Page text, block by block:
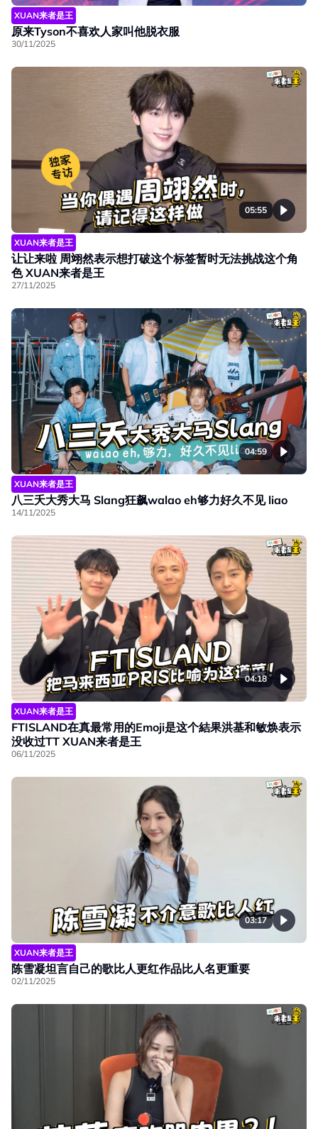
XUAN来者是王
原来Tyson不喜欢人家叫他脱衣服
30/11/2025
05:55
XUAN来者是王
让让来啦 周翊然表示想打破这个标签暂时无法挑战这个角
色 XUAN来者是王
27/11/2025
04:59
XUAN来者是王
八三夭大秀大马 Slang狂飙walao eh够力好久不见 liao
14/11/2025
04:18
XUAN来者是王
FTISLAND在真最常用的Emoji是这个結果洪基和敏焕表示
没收过TT XUAN来者是王
06/11/2025
03:17
XUAN来者是王
陈雪凝坦言自己的歌比人更红作品比人名更重要
02/11/2025